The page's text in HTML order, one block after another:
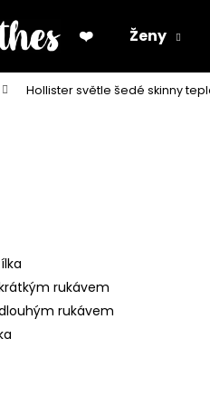
❤️ Ženy
Hollister světle šedé skinny
rukávem
rukávem